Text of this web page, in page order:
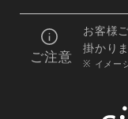
ご注意
お客様
掛かりま
※ イメー